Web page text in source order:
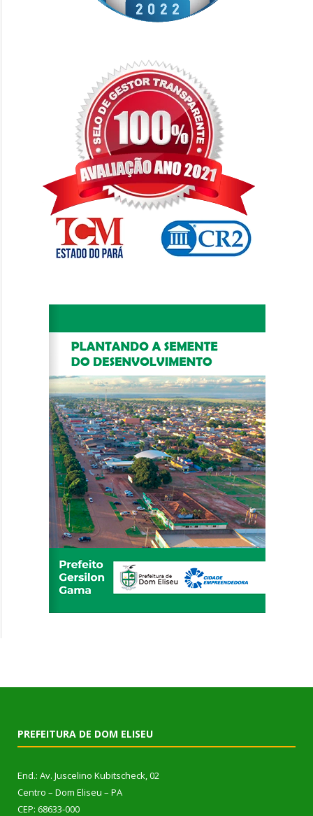
PREFEITURA DE DOM ELISEU
End.: Av. Juscelino Kubitscheck, 02
Centro – Dom Eliseu – PA
CEP: 68633-000